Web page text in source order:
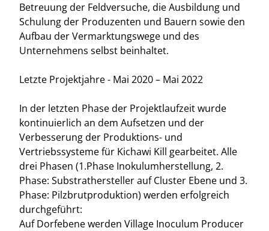
Betreuung der Feldversuche, die Ausbildung und
Schulung der Produzenten und Bauern sowie den
Aufbau der Vermarktungswege und des
Unternehmens selbst beinhaltet.
Letzte Projektjahre - Mai 2020 – Mai 2022
In der letzten Phase der Projektlaufzeit wurde
kontinuierlich an dem Aufsetzen und der
Verbesserung der Produktions- und
Vertriebssysteme für Kichawi Kill gearbeitet. Alle
drei Phasen (1.Phase Inokulumherstellung, 2.
Phase: Substrathersteller auf Cluster Ebene und 3.
Phase: Pilzbrutproduktion) werden erfolgreich
durchgeführt:
Auf Dorfebene werden Village Inoculum Producer